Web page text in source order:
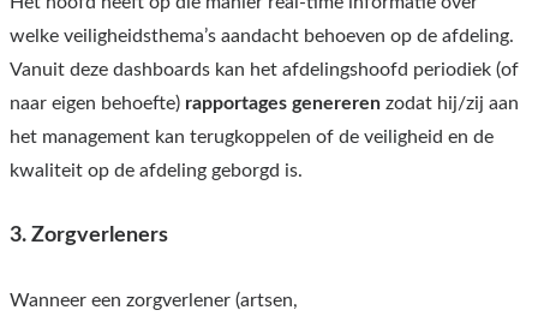
welke veiligheidsthema’s aandacht behoeven op de afdeling.
Vanuit deze dashboards kan het afdelingshoofd periodiek (of
naar eigen behoefte) rapportages genereren zodat hij/zij aan
het management kan terugkoppelen of de veiligheid en de
kwaliteit op de afdeling geborgd is.
3. Zorgverleners
Wanneer een zorgverlener (artsen,